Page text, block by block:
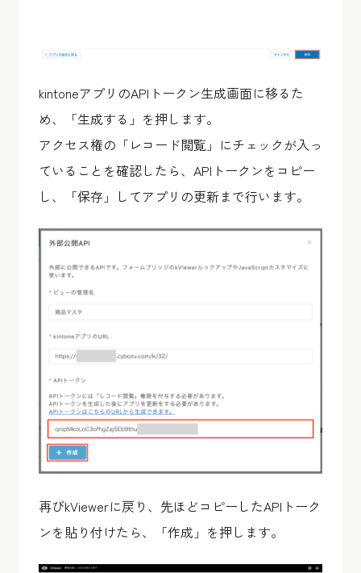
kintoneアプリのAPIトークン生成画面に移るた
め、「生成する」を押します。
アクセス権の「レコード閲覧」にチェックが入っ
ていることを確認したら、APIトークンをコピー
し、「保存」してアプリの更新まで行います。
再びkViewerに戻り、先ほどコピーしたAPIトーク
ンを貼り付けたら、「作成」を押します。